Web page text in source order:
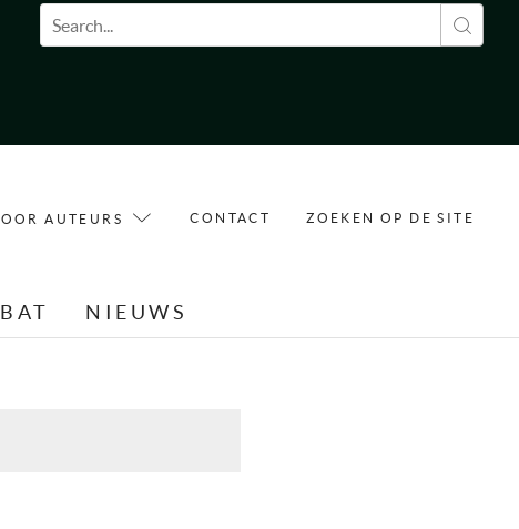
Zoekveld
AUTEURS CONTACT ZOEKEN OP DE SITE
NIEUWS